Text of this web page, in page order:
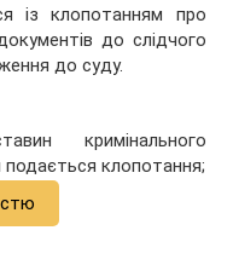
із клопотанням про
до слідчого
до суду.
кримінального
подається клопотання;